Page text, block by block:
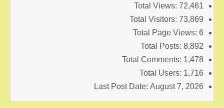
Total Views: 72,461
Total Visitors: 73,869
Total Page Views: 6
Total Posts: 8,892
Total Comments: 1,478
Total Users: 1,716
Last Post Date: August 7, 2026